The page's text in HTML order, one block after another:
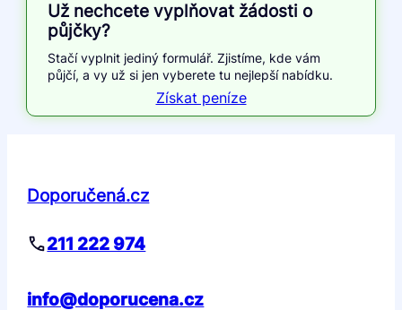
Už nechcete vyplňovat žádosti o
půjčky?
Stačí vyplnit jediný formulář. Zjistíme, kde vám
půjčí, a vy už si jen vyberete tu nejlepší nabídku.
Získat peníze
Doporučená.cz
211 222 974
info@doporucena.cz